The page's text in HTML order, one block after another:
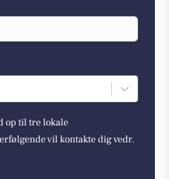
op til tre lokale
vil kontakte dig vedr.